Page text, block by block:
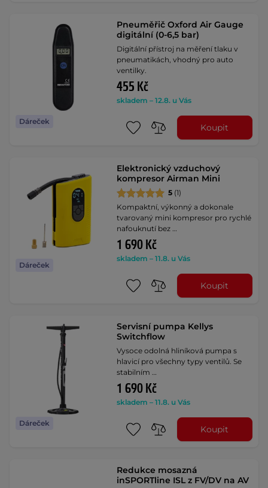
Dáreček
Pneuměřič Oxford Air Gauge
digitální (0-6,5 bar)
Digitální přístroj na měření tlaku v
pneumatikách, vhodný pro auto
ventilky.
455 Kč
skladem – 12.8. u Vás
Koupit
Dáreček
Elektronický vzduchový
kompresor Airman Mini
5 (1)
Kompaktní, výkonný a dokonale
tvarovaný mini kompresor pro rychlé
nafouknutí bez …
1 690 Kč
skladem – 11.8. u Vás
Koupit
Dáreček
Servisní pumpa Kellys
Switchflow
Vysoce odolná hliníková pumpa s
hlavicí pro všechny typy ventilů. Se
stabilním …
1 690 Kč
skladem – 11.8. u Vás
Koupit
Redukce mosazná
inSPORTline ISL z FV/DV na AV